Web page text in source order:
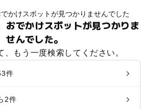
おでかけスポットが見つかりま
せんでした。
、もう一度検索してください。
件
2件